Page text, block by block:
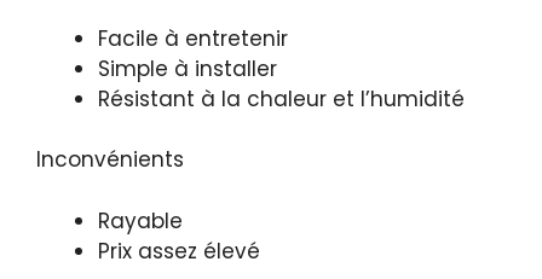
Facile à entretenir
Simple à installer
Résistant à la chaleur et l’humidité
Inconvénients
Rayable
Prix assez élevé